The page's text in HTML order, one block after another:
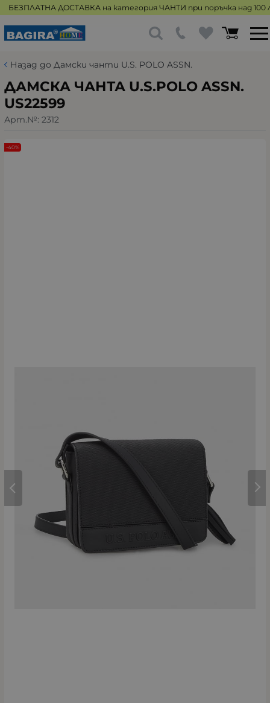
БЕЗПЛАТНА ДОСТАВКА на категория ЧАНТИ при поръчка над 100
Назад до Дамски чанти U.S. POLO ASSN.
ДАМСКА ЧАНТА U.S.POLO ASSN.
US22599
Арт.№: 2312
-40%